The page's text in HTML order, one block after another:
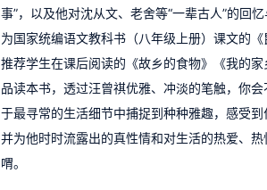
事”，以及他对沈从文、老舍等“一辈古人”的回
为国家统编语文教科书（八年级上册）课文的
推荐学生在课后阅读的《故乡的食物》《我的
品读本书，透过汪曾祺优雅、冲淡的笔触，你
于最寻常的生活细节中捕捉到种种雅趣，感受
并为他时时流露出的真性情和对生活的热爱、
喟。